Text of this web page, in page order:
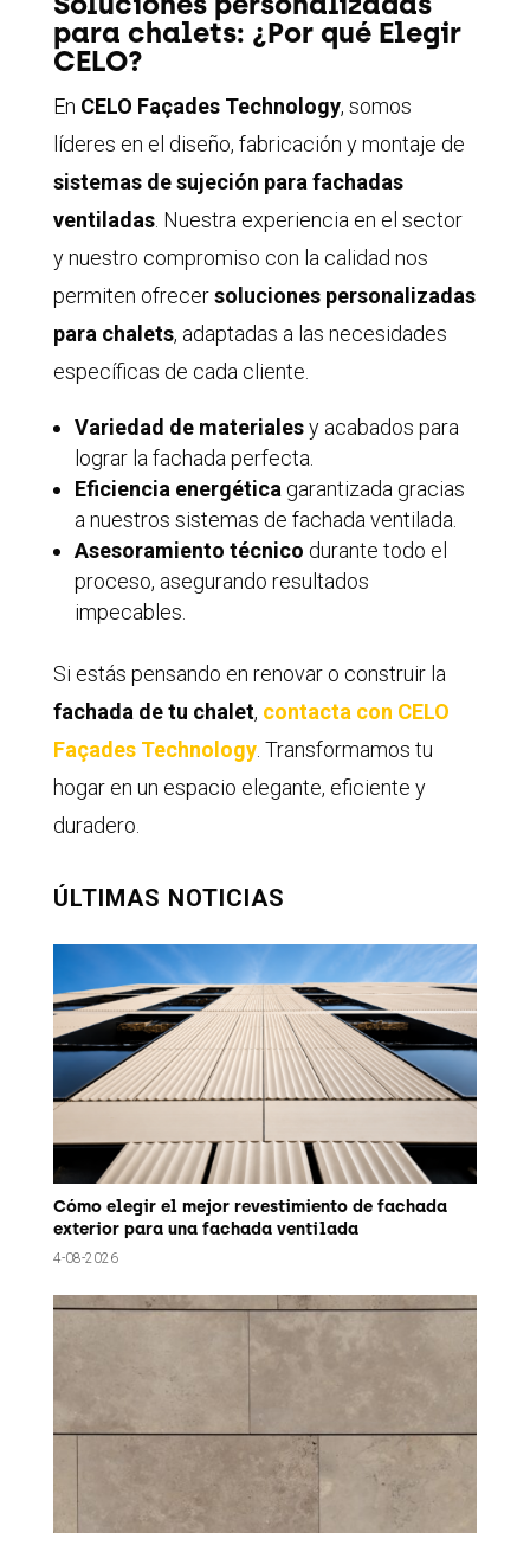
para chalets: ¿Por qué Elegir
CELO?
En CELO Façades Technology, somos
líderes en el diseño, fabricación y montaje de
sistemas de sujeción para fachadas
ventiladas. Nuestra experiencia en el sector
y nuestro compromiso con la calidad nos
permiten ofrecersoluciones personalizadas
para chalets, adaptadas a las necesidades
específicas de cada cliente.
Variedad de materialesy acabados para
lograr la fachada perfecta.
Eficiencia energética garantizada gracias
a nuestros sistemas de fachada ventilada.
Asesoramiento técnico durante todo el
proceso, asegurando resultados
impecables.
Si estás pensando en renovar o construir la
fachada de tu chalet, contacta con CELO
Façades Technology. Transformamos tu
hogar en un espacio elegante, eficiente y
duradero.
ÚLTIMAS NOTICIAS
Cómo elegir el mejor revestimiento de fachada
exterior para una fachada ventilada
4-08-2026